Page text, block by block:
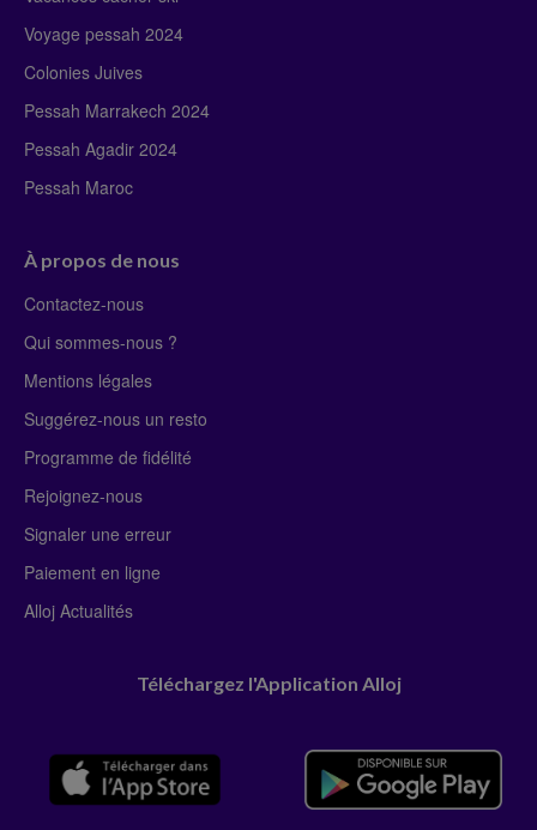
Voyage pessah 2024
Colonies Juives
Pessah Marrakech 2024
Pessah Agadir 2024
Pessah Maroc
À propos de nous
Contactez-nous
Qui sommes-nous ?
Mentions légales
Suggérez-nous un resto
Programme de fidélité
Rejoignez-nous
Signaler une erreur
Paiement en ligne
Alloj Actualités
Téléchargez l'Application Alloj